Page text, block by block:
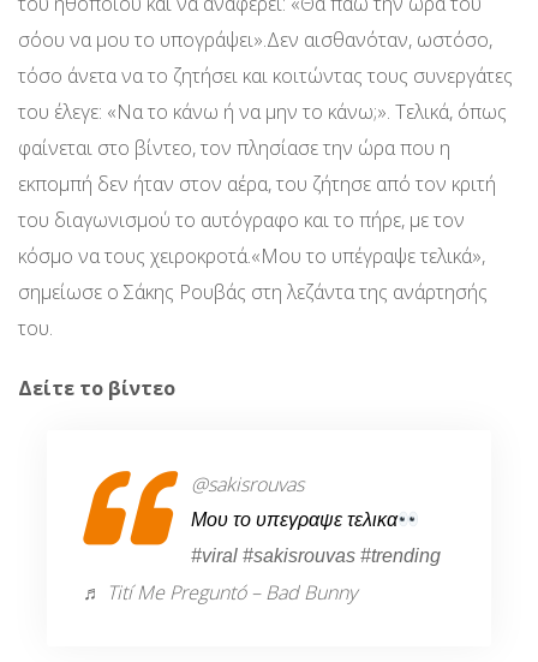
σόου να μου το υπογράψει».Δεν αισθανόταν, ωστόσο,
τόσο άνετα να το ζητήσει και κοιτώντας τους συνεργάτες
του έλεγε: «Να το κάνω ή να μην το κάνω;». Τελικά, όπως
φαίνεται στο βίντεο, τον πλησίασε την ώρα που η
εκπομπή δεν ήταν στον αέρα, του ζήτησε από τον κριτή
του διαγωνισμού το αυτόγραφο και το πήρε, με τον
κόσμο να τους χειροκροτά.«Μου το υπέγραψε τελικά»,
σημείωσε ο Σάκης Ρουβάς στη λεζάντα της ανάρτησής
του.
Δείτε το βίντεο
@sakisrouvas
Μου το υπεγραψε τελικα
#viral #sakisrouvas #trending
♬ Tití Me Preguntó – Bad Bunny